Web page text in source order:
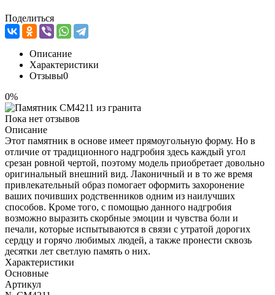
Поделиться
Описание
Характеристики
Отзывы0
0%
Пока нет отзывов
Описание
Этот памятник в основе имеет прямоугольную форму. Но в
отличие от традиционного надгробия здесь каждый угол
срезан ровной чертой, поэтому модель приобретает довольно
оригинальный внешний вид. Лаконичный и в то же время
привлекательный образ помогает оформить захоронение
ваших почивших родственников одним из наилучших
способов. Кроме того, с помощью данного надгробия
возможно выразить скорбные эмоции и чувства боли и
печали, которые испытываются в связи с утратой дорогих
сердцу и горячо любимых людей, а также пронести сквозь
десятки лет светлую память о них.
Характеристики
Основные
Артикул